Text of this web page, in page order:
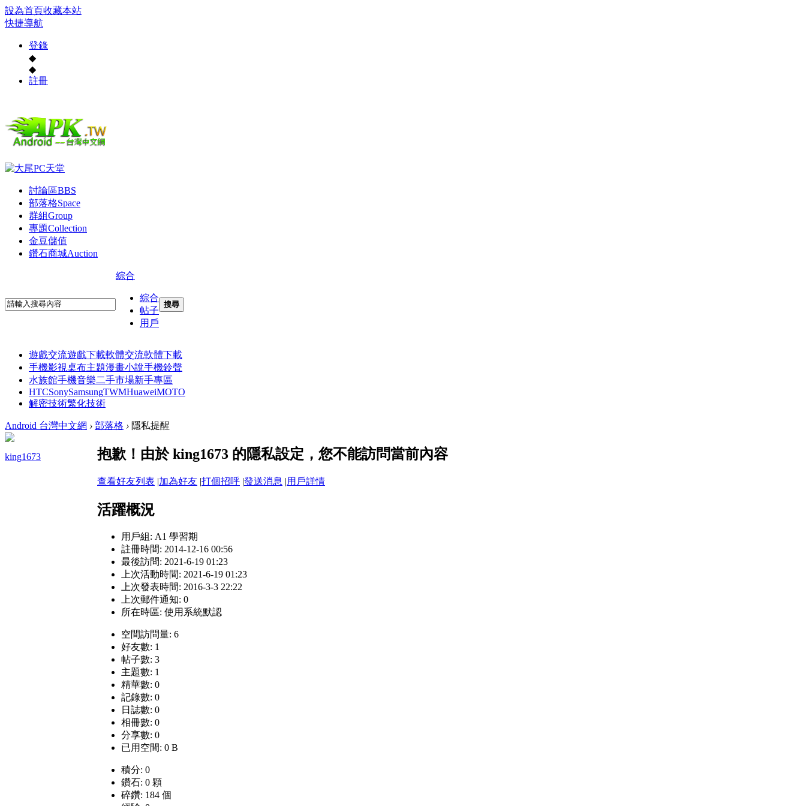
設為首頁收藏本站
快捷導航
登錄
◆
◆
註冊
討論區BBS
部落格Space
群組Group
專題Collection
金豆儲值
鑽石商城Auction
綜合
綜合
帖子
用戶
搜尋
遊戲交流遊戲下載軟體交流軟體下載
手機影視桌布主題漫畫小說手機鈴聲
水族館手機音樂二手市場新手專區
HTCSonySamsungTWMHuaweiMOTO
解密技術繁化技術
Android 台灣中文網 › 部落格 › 隱私提醒
king1673 抱歉！由於 king1673 的隱私設定，您不能訪問當前內容
查看好友列表 |加為好友 |打個招呼 |發送消息 |用戶詳情
活躍概況
用戶組: A1 學習期
註冊時間: 2014-12-16 00:56
最後訪問: 2021-6-19 01:23
上次活動時間: 2021-6-19 01:23
上次發表時間: 2016-3-3 22:22
上次郵件通知: 0
所在時區: 使用系統默認
空間訪問量: 6
好友數: 1
帖子數: 3
主題數: 1
精華數: 0
記錄數: 0
日誌數: 0
相冊數: 0
分享數: 0
已用空間: 0 B
積分: 0
鑽石: 0 顆
碎鑽: 184 個